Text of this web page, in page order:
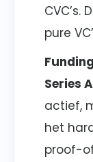
pure
Series
actief,
het
proof-